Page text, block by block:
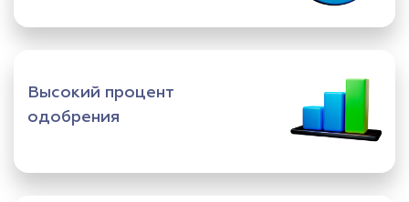
Высокий процент
одобрения